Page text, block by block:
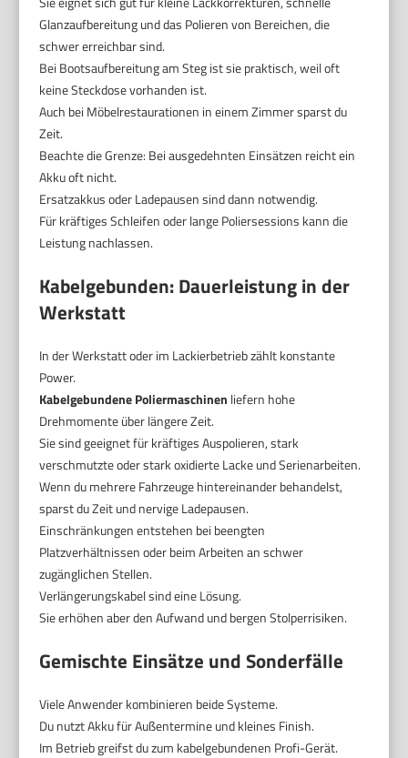
Glanzaufbereitung und das Polieren von Bereichen, die
schwer erreichbar sind.
Bei Bootsaufbereitung am Steg ist sie praktisch, weil oft
keine Steckdose vorhanden ist.
Auch bei Möbelrestaurationen in einem Zimmer sparst du
Zeit.
Beachte die Grenze: Bei ausgedehnten Einsätzen reicht ein
Akku oft nicht.
Ersatzakkus oder Ladepausen sind dann notwendig.
Für kräftiges Schleifen oder lange Poliersessions kann die
Leistung nachlassen.
Kabelgebunden: Dauerleistung in der
Werkstatt
In der Werkstatt oder im Lackierbetrieb zählt konstante
Power.
Kabelgebundene Poliermaschinen liefern hohe
Drehmomente über längere Zeit.
Sie sind geeignet für kräftiges Auspolieren, stark
verschmutzte oder stark oxidierte Lacke und Serienarbeiten.
Wenn du mehrere Fahrzeuge hintereinander behandelst,
sparst du Zeit und nervige Ladepausen.
Einschränkungen entstehen bei beengten
Platzverhältnissen oder beim Arbeiten an schwer
zugänglichen Stellen.
Verlängerungskabel sind eine Lösung.
Sie erhöhen aber den Aufwand und bergen Stolperrisiken.
Gemischte Einsätze und Sonderfälle
Viele Anwender kombinieren beide Systeme.
Du nutzt Akku für Außentermine und kleines Finish.
Im Betrieb greifst du zum kabelgebundenen Profi-Gerät.